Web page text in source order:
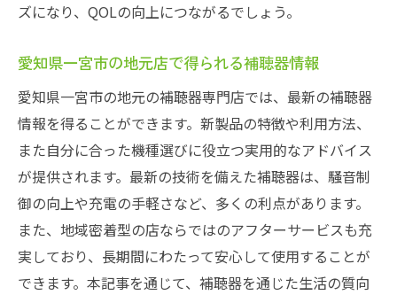
ズになり、QOLの向上につながるでしょう。
愛知県一宮市の地元店で得られる補聴器情報
愛知県一宮市の地元の補聴器専門店では、最新の補聴器
情報を得ることができます。新製品の特徴や利用方法、
また自分に合った機種選びに役立つ実用的なアドバイス
が提供されます。最新の技術を備えた補聴器は、騒音制
御の向上や充電の手軽さなど、多くの利点があります。
また、地域密着型の店ならではのアフターサービスも充
実しており、長期間にわたって安心して使用することが
できます。本記事を通じて、補聴器を通じた生活の質向